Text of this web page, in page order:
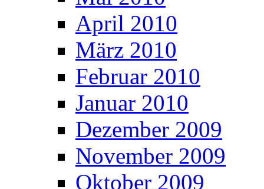
April 2010
März 2010
Februar 2010
Januar 2010
Dezember 2009
November 2009
Oktober 2009